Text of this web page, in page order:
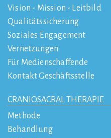
Vision - Mission - Leitbild
Qualitätssicherung
Soziales Engagement
Vernetzungen
Für Medienschaffende
Kontakt Geschäftsstelle
CRANIOSACRAL THERAPIE
Methode
Behandlung